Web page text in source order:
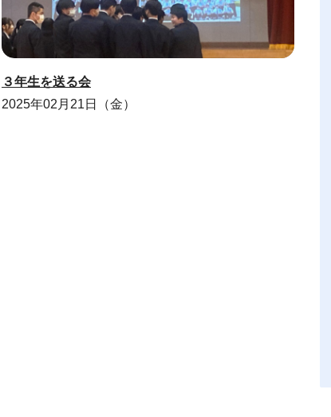
３年生を送る会
2025年02月21日（金）